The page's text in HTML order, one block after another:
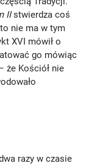
IIstwierdza coś
nie ma w tym
XVI mówił o
go mówiąc
że Kościół nie
razy w czasie